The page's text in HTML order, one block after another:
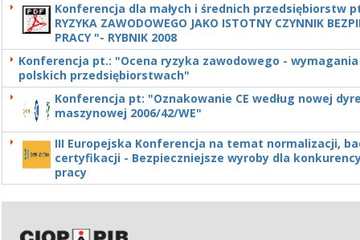
Konferencja dla małych i średnich przedsiębiorstw
RYZYKA ZAWODOWEGO JAKO ISTOTNY CZYNNIK
PRACY "- RYBNIK 2008
Konferencja pt.: "Ocena ryzyka zawodowego -
polskich przedsiębiorstwach"
Konferencja pt: "Oznakowanie CE według nowej
maszynowej 2006/42/WE"
III Europejska Konferencja na temat normalizacji,
certyfikacji - Bezpieczniejsze wyroby dla
pracy